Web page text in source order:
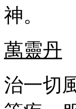
神。
萬靈丹
治一切